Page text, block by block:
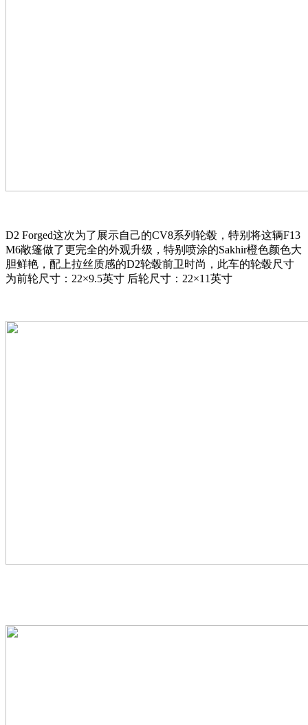
D2 Forged这次为了展示自己的CV8系列轮毂，特别将这辆F13
M6敞篷做了更完全的外观升级，特别喷涂的Sakhir橙色颜色大
胆鲜艳，配上拉丝质感的D2轮毂前卫时尚，此车的轮毂尺寸
为前轮尺寸：22×9.5英寸 后轮尺寸：22×11英寸